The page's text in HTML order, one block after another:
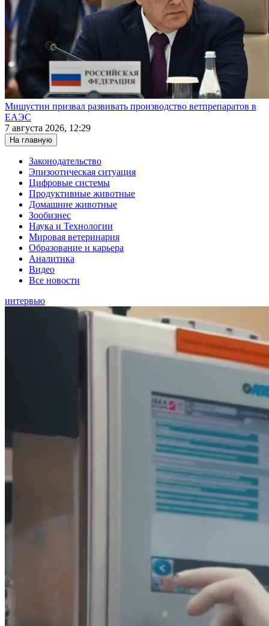
Мишустин призвал развивать производство ветпрепаратов в
ЕАЭС
7 августа 2026, 12:29
На главную
Законодательство
Эпизоотическая ситуация
Цифровые системы
Продуктивные животные
Домашние животные
Зообизнес
Наука и Технологии
Мировая ветеринария
Образование и карьера
Аналитика
Видео
Все новости
интервью